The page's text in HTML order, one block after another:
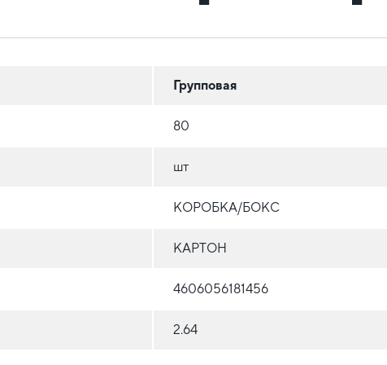
Групповая
80
шт
КОРОБКА/БОКС
КАРТОН
4606056181456
2.64